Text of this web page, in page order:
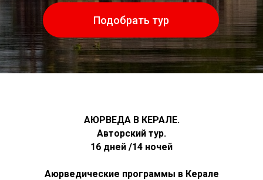
Подобрать тур
АЮРВЕДА В КЕРАЛЕ.
Авторский тур.
16 дней /14 ночей
Аюрведические программы в Керале